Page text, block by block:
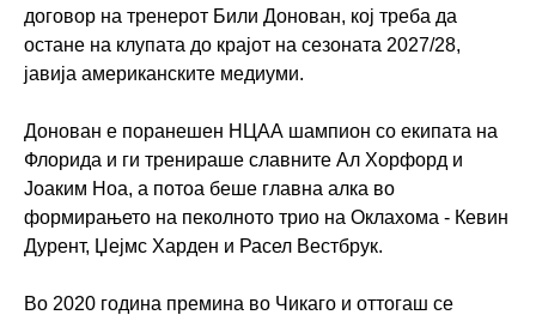
договор на тренерот Били Донован, кој треба да
остане на клупата до крајот на сезоната 2027/28,
јавија американските медиуми.
Донован е поранешен НЦАА шампион со екипата на
Флорида и ги тренираше славните Ал Хорфорд и
Јоаким Ноа, а потоа беше главна алка во
формирањето на пеколното трио на Оклахома - Кевин
Дурент, Џејмс Харден и Расел Вестбрук.
Во 2020 година премина во Чикаго и оттогаш се